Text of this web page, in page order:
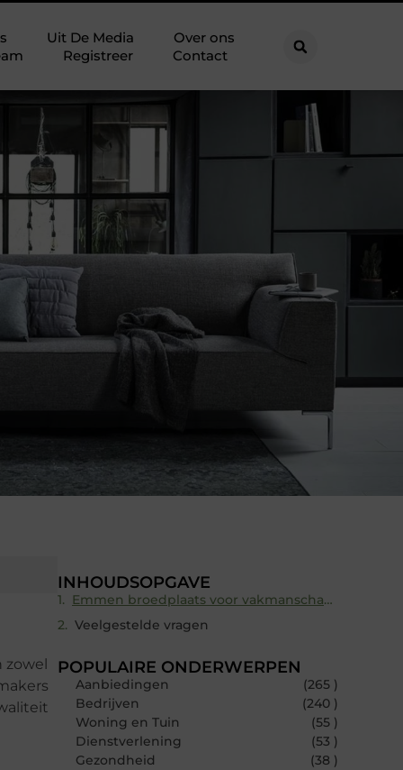
Uit De Media
Over ons
Registreer Contact
zowel
INHOUDSOPGAVE
Emmen broedplaats voor vakmanschap en eigentijds design
Veelgestelde vragen
POPULAIRE ONDERWERPEN
Aanbiedingen
(265 )
Bedrijven
(240 )
Woning en Tuin
(55 )
Dienstverlening
(53 )
Gezondheid
(38 )